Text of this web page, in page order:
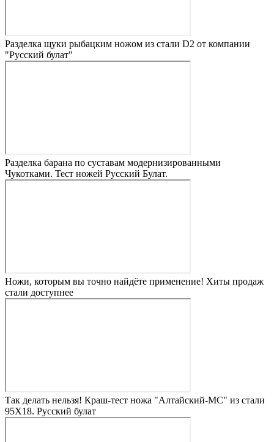
Разделка щуки рыбацким ножом из стали D2 от компании
"Русский булат"
Разделка барана по суставам модернизированными
Чукотками. Тест ножей Русский Булат.
Ножи, которым вы точно найдёте применение! Хиты продаж
стали доступнее
Так делать нельзя! Краш-тест ножа "Алтайский-МС" из стали
95Х18. Русский булат